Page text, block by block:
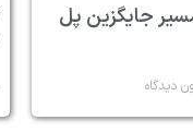
جایگزین پل
دیدگاه